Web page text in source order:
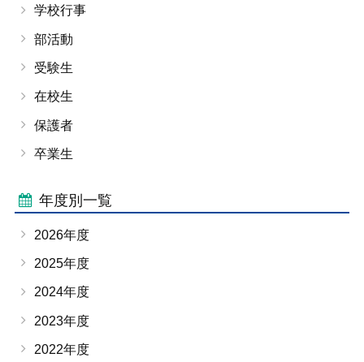
学校行事
部活動
受験生
在校生
保護者
卒業生
年度別一覧
2026年度
2025年度
2024年度
2023年度
2022年度